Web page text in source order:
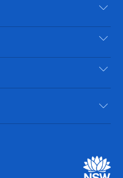
NSW）媒體中心